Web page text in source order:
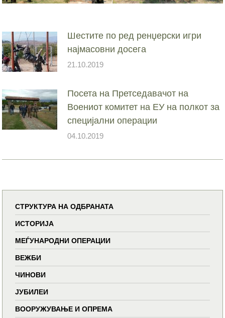
Шестите по ред ренџерски игри
најмасовни досега
21.10.2019
Посета на Претседавачот на
Воениот комитет на ЕУ на полкот за
специјални операции
04.10.2019
СТРУКТУРА НА ОДБРАНАТА
ИСТОРИЈА
МЕЃУНАРОДНИ ОПЕРАЦИИ
ВЕЖБИ
ЧИНОВИ
ЈУБИЛЕИ
ВООРУЖУВАЊЕ И ОПРЕМА